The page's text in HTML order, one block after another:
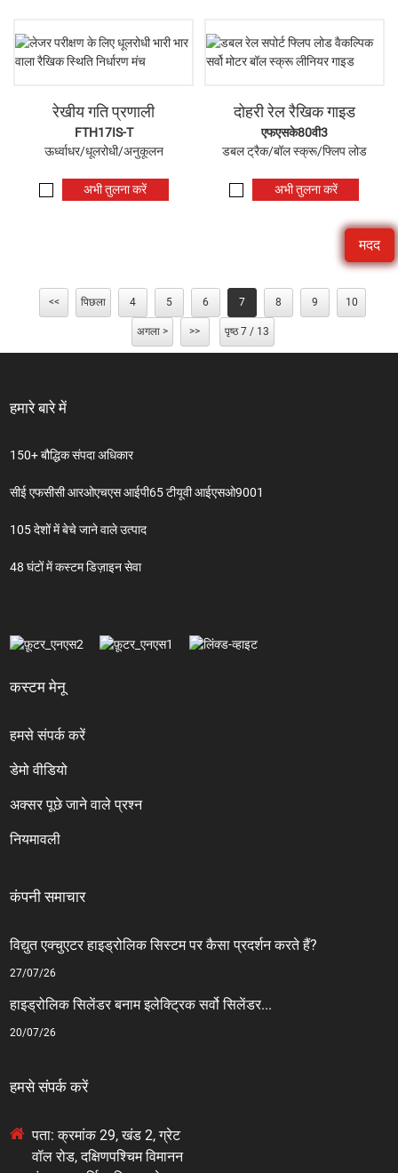
मदद
रेखीय गति प्रणाली
FTH17IS-T
ऊर्ध्वाधर/धूलरोधी/अनुकूलन
अभी तुलना करें
दोहरी रेल रैखिक गाइड
एफएसके80वी3
डबल ट्रैक/बॉल स्क्रू/फ्लिप लोड
अभी तुलना करें
<< पिछला 4 5 6 7 8 9 10
अगला > >> पृष्ठ 7 / 13
हमारे बारे में
150+ बौद्धिक संपदा अधिकार
सीई एफसीसी आरओएचएस आईपी65 टीयूवी आईएसओ9001
105 देशों में बेचे जाने वाले उत्पाद
48 घंटों में कस्टम डिज़ाइन सेवा
कस्टम मेनू
हमसे संपर्क करें
डेमो वीडियो
अक्सर पूछे जाने वाले प्रश्न
नियमावली
कंपनी समाचार
विद्युत एक्चुएटर हाइड्रोलिक सिस्टम पर कैसा प्रदर्शन करते हैं?
27/07/26
हाइड्रोलिक सिलेंडर बनाम इलेक्ट्रिक सर्वो सिलेंडर...
20/07/26
हमसे संपर्क करें
पता: क्रमांक 29, खंड 2, ग्रेट
वॉल रोड, दक्षिणपश्चिम विमानन